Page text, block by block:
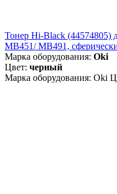
Тонер Hi-Black (44574805)
MB451/ MB491,
Марка оборудования: Oki
Цвет: черный
Марка оборудования: Oki